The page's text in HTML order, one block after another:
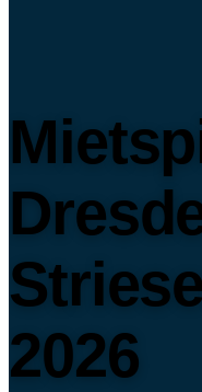
2026